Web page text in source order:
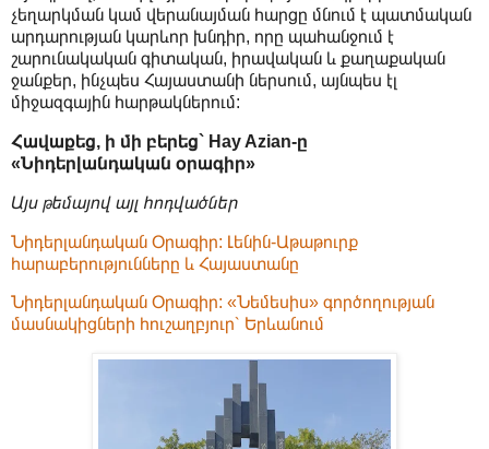
չեղարկման կամ վերանայման հարցը մնում է պատմական
արդարության կարևոր խնդիր, որը պահանջում է
շարունակական գիտական, իրավական և քաղաքական
ջանքեր, ինչպես Հայաստանի ներսում, այնպես էլ
միջազգային հարթակներում:
Հավաքեց, ի մի բերեց` Hay Azian-ը
«Նիդերլանդական օրագիր»
Այս թեմայով այլ հոդվածներ
Նիդերլանդական Օրագիր: Լենին-Աթաթուրք
հարաբերությունները և Հայաստանը
Նիդերլանդական Օրագիր: «Նեմեսիս» գործողության
մասնակիցների հուշաղբյուր՝ Երևանում